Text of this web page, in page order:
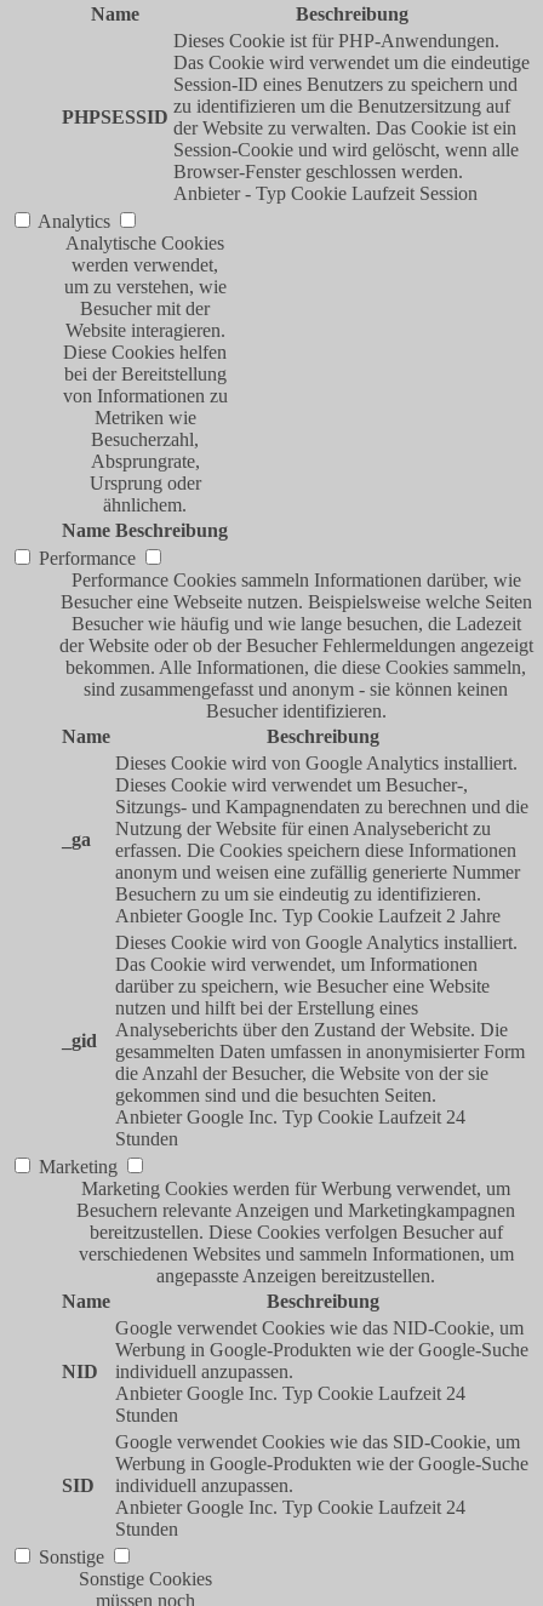
Name
Beschreibung
PHPSESSID
Dieses Cookie ist für PHP-Anwendungen.
Das Cookie wird verwendet um die eindeutige
Session-ID eines Benutzers zu speichern und
zu identifizieren um die Benutzersitzung auf
der Website zu verwalten. Das Cookie ist ein
Session-Cookie und wird gelöscht, wenn alle
Browser-Fenster geschlossen werden.
Anbieter - Typ Cookie Laufzeit Session
Analytics
Analytische Cookies
werden verwendet,
um zu verstehen, wie
Besucher mit der
Website interagieren.
Diese Cookies helfen
bei der Bereitstellung
von Informationen zu
Metriken wie
Besucherzahl,
Absprungrate,
Ursprung oder
ähnlichem.
Name Beschreibung
Performance
Performance Cookies sammeln Informationen darüber, wie
Besucher eine Webseite nutzen. Beispielsweise welche Seiten
Besucher wie häufig und wie lange besuchen, die Ladezeit
der Website oder ob der Besucher Fehlermeldungen angezeigt
bekommen. Alle Informationen, die diese Cookies sammeln,
sind zusammengefasst und anonym - sie können keinen
Besucher identifizieren.
Name
Beschreibung
_ga
Dieses Cookie wird von Google Analytics installiert.
Dieses Cookie wird verwendet um Besucher-,
Sitzungs- und Kampagnendaten zu berechnen und die
Nutzung der Website für einen Analysebericht zu
erfassen. Die Cookies speichern diese Informationen
anonym und weisen eine zufällig generierte Nummer
Besuchern zu um sie eindeutig zu identifizieren.
Anbieter Google Inc. Typ Cookie Laufzeit 2 Jahre
_gid
Dieses Cookie wird von Google Analytics installiert.
Das Cookie wird verwendet, um Informationen
darüber zu speichern, wie Besucher eine Website
nutzen und hilft bei der Erstellung eines
Analyseberichts über den Zustand der Website. Die
gesammelten Daten umfassen in anonymisierter Form
die Anzahl der Besucher, die Website von der sie
gekommen sind und die besuchten Seiten.
Anbieter Google Inc. Typ Cookie Laufzeit 24
Stunden
Marketing
Marketing Cookies werden für Werbung verwendet, um
Besuchern relevante Anzeigen und Marketingkampagnen
bereitzustellen. Diese Cookies verfolgen Besucher auf
verschiedenen Websites und sammeln Informationen, um
angepasste Anzeigen bereitzustellen.
Name
Beschreibung
NID
Google verwendet Cookies wie das NID-Cookie, um
Werbung in Google-Produkten wie der Google-Suche
individuell anzupassen.
Anbieter Google Inc. Typ Cookie Laufzeit 24
Stunden
SID
Google verwendet Cookies wie das SID-Cookie, um
Werbung in Google-Produkten wie der Google-Suche
individuell anzupassen.
Anbieter Google Inc. Typ Cookie Laufzeit 24
Stunden
Sonstige
Sonstige Cookies
müssen noch